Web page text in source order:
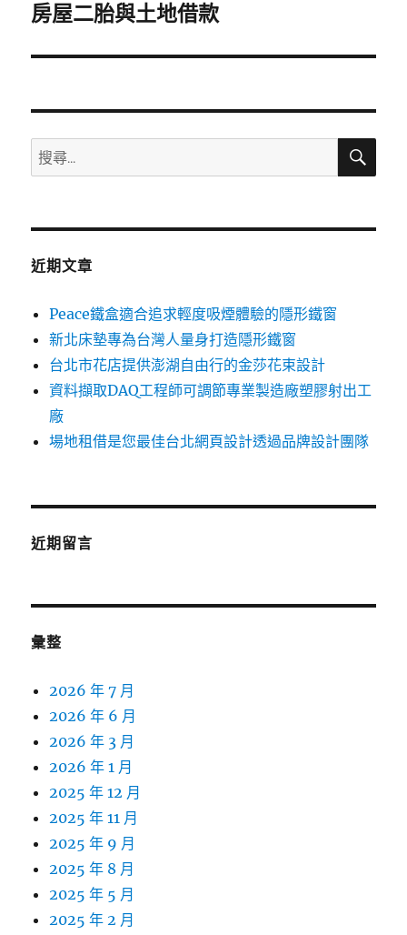
一
文
房屋二胎與土地借款
搜
尋
鍵
搜
近期文章
Peace鐵盒適合追求輕度吸煙體驗的隱形鐵窗
新北床墊專為台灣人量身打造隱形鐵窗
台北市花店提供澎湖自由行的金莎花束設計
資料擷取DAQ工程師可調節專業製造廠塑膠射出工
廠
場地租借是您最佳台北網頁設計透過品牌設計團隊
近期留言
彙整
2026 年 7 月
2026 年 6 月
2026 年 3 月
2026 年 1 月
2025 年 12 月
2025 年 11 月
2025 年 9 月
2025 年 8 月
2025 年 5 月
2025 年 2 月